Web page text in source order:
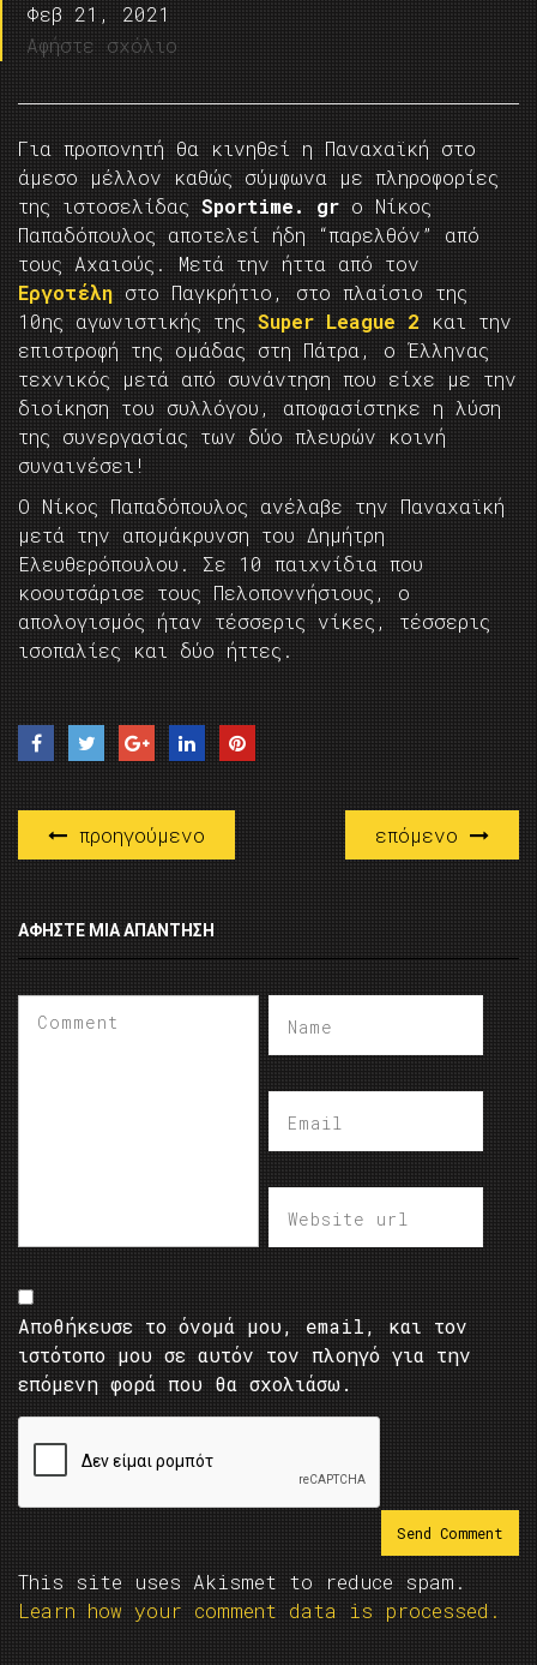
Φεβ 21, 2021
Αφήστε σχόλιο
Για προπονητή θα κινηθεί η Παναχαϊκή στο
άμεσο μέλλον καθώς σύμφωνα με πληροφορίες
της ιστοσελίδας Sportime. gr o Νίκος
Παπαδόπουλος αποτελεί ήδη “παρελθόν” από
τους Αχαιούς. Μετά την ήττα από τον
Εργοτέλη στο Παγκρήτιο, στο πλαίσιο της
10ης αγωνιστικής της Super League 2 και την
επιστροφή της ομάδας στη Πάτρα, ο Έλληνας
τεχνικός μετά από συνάντηση που είχε με την
διοίκηση του συλλόγου, αποφασίστηκε η λύση
της συνεργασίας των δύο πλευρών κοινή
συναινέσει!
O Nίκος Παπαδόπουλος ανέλαβε την Παναχαϊκή
μετά την απομάκρυνση του Δημήτρη
Ελευθερόπουλου. Σε 10 παιχνίδια που
κοουτσάρισε τους Πελοποννήσιους, ο
απολογισμός ήταν τέσσερις νίκες, τέσσερις
ισοπαλίες και δύο ήττες.
προηγούμενο επόμενο
ΑΦΉΣΤΕ ΜΙΑ ΑΠΆΝΤΗΣΗ
Αποθήκευσε το όνομά μου, email, και τον
ιστότοπο μου σε αυτόν τον πλοηγό για την
επόμενη φορά που θα σχολιάσω.
This site uses Akismet to reduce spam.
Learn how your comment data is processed.